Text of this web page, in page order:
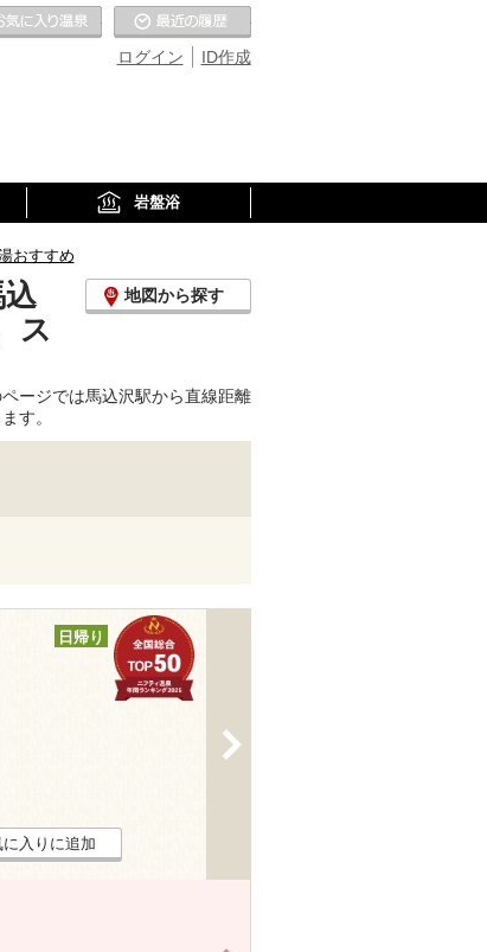
ID作成
ログイン
お気に入りの温泉
岩盤浴
おすすめ
ス
地図から探す
ージでは馬込沢駅から直線距離
す。
日帰り
に入りに追加